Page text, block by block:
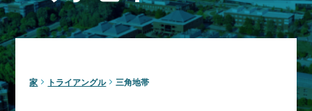
家 トライアングル 三角地帯